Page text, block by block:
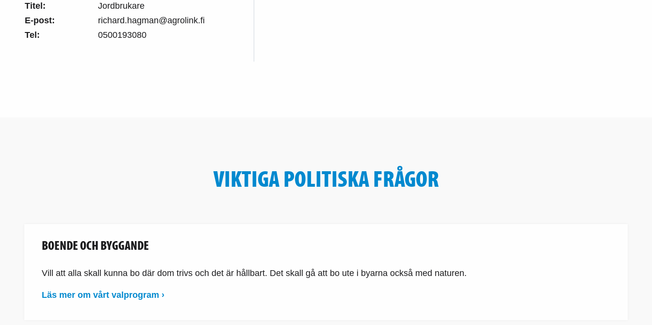
Titel:
Jordbrukare
E-post:
richard.hagman@agrolink.fi
Tel:
0500193080
VIKTIGA POLITISKA FRÅGOR
BOENDE OCH BYGGANDE
Vill att alla skall kunna bo där dom trivs och det är hållbart. Det skall gå att bo ute i byarna också med naturen.
Läs mer om vårt valprogram ›